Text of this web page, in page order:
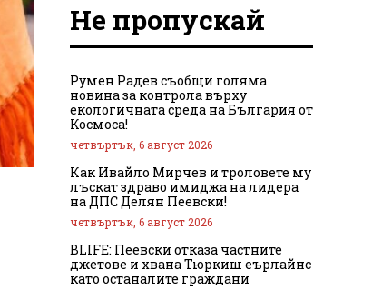
Не пропускай
Румен Радев съобщи голяма
новина за контрола върху
екологичната среда на България от
Космоса!
четвъртък, 6 август 2026
Как Ивайло Мирчев и троловете му
лъскат здраво имиджа на лидера
на ДПС Делян Пеевски!
четвъртък, 6 август 2026
BLIFE: Пеевски отказа частните
джетове и хвана Тюркиш еърлайнс
като останалите граждани